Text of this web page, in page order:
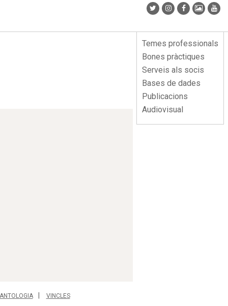
Menu
lateral
Temes professionals
Bones pràctiques
Serveis als socis
Bases de dades
Publicacions
Audiovisual
ANTOLOGIA VINCLES